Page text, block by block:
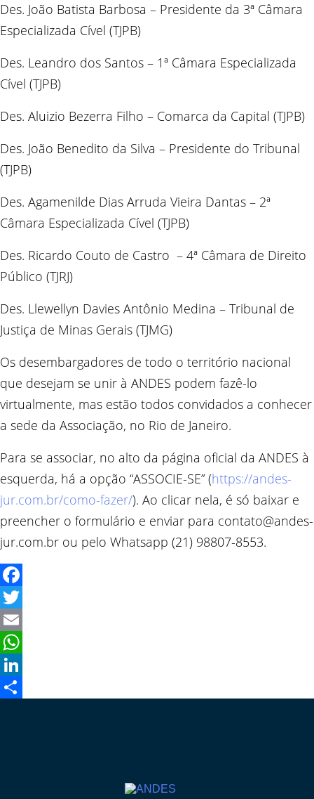
Des. João Batista Barbosa – Presidente da 3ª Câmara
Especializada Cível (TJPB)
Des. Leandro dos Santos – 1ª Câmara Especializada
Cível (TJPB)
Des. Aluizio Bezerra Filho – Comarca da Capital (TJPB)
Des. João Benedito da Silva – Presidente do Tribunal
(TJPB)
Des. Agamenilde Dias Arruda Vieira Dantas – 2ª
Câmara Especializada Cível (TJPB)
Des. Ricardo Couto de Castro – 4ª Câmara de Direito
Público (TJRJ)
Des. Llewellyn Davies Antônio Medina – Tribunal de
Justiça de Minas Gerais (TJMG)
Os desembargadores de todo o território nacional
que desejam se unir à ANDES podem fazê-lo
virtualmente, mas estão todos convidados a conhecer
a sede da Associação, no Rio de Janeiro.
Para se associar, no alto da página oficial da ANDES à
esquerda, há a opção “ASSOCIE-SE” (https://andes-
jur.com.br/como-fazer/). Ao clicar nela, é só baixar e
preencher o formulário e enviar para contato@andes-
jur.com.br ou pelo Whatsapp (21) 98807-8553.
Facebook
Twitter
Email
WhatsApp
LinkedIn